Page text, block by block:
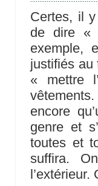
Certes, il
de dire «
exemple,
justifiés au
« mettre
encore
genre et
toutes et
suffira.
l’extérieur.